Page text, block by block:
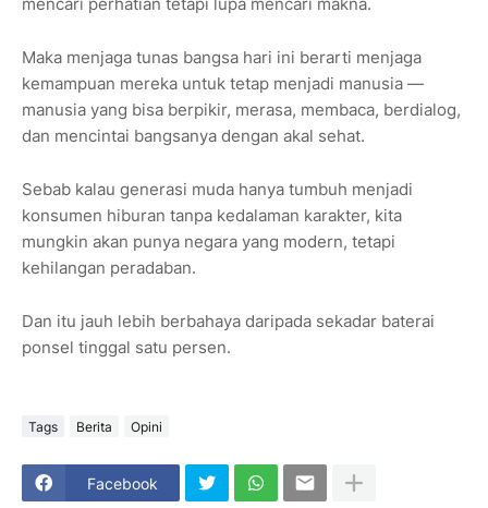
Maka menjaga tunas bangsa hari ini berarti menjaga
kemampuan mereka untuk tetap menjadi manusia —
manusia yang bisa berpikir, merasa, membaca, berdialog,
dan mencintai bangsanya dengan akal sehat.
Sebab kalau generasi muda hanya tumbuh menjadi
konsumen hiburan tanpa kedalaman karakter, kita
mungkin akan punya negara yang modern, tetapi
kehilangan peradaban.
Dan itu jauh lebih berbahaya daripada sekadar baterai
ponsel tinggal satu persen.
Tags Berita Opini
Facebook